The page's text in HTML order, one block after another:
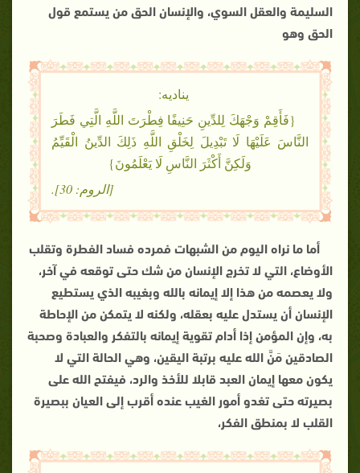
السليمة والعقل السوي، والإنسان الحق من يستمع قول
الحق وهو
يناديه:
{فَأَقِمْ وَجْهَكَ لِلدِّينِ حَنِيفًا فِطْرَتَ اللَّهِ الَّتِي فَطَرَ
النَّاسَ عَلَيْهَا لَا تَبْدِيلَ لِخَلْقِ اللَّهِ ذَلِكَ الدِّينُ الْقَيِّمُ
وَلَكِنَّ أَكْثَرَ النَّاسِ لَا يَعْلَمُونَ}
[الروم: 30].
أما ما نراه اليوم من الشبهات فمرده فساد الفطرة وتقلب
الأوضاع، التي لا تخرج الإنسان من شك حتى توقعه في آخر،
ولا يعصمه من هذا إلا إيمانه بالله وبغيبه الذي يستطيع
الإنسان أن يستدل عليه بعقله، ولكنه لا يتمكن من الإحاطة
به، وإن المؤمن إذا أدام تقوية إيمانه بالتفكر والعبادة وصحبة
الصادقين مَنَّ الله عليه برتبة اليقين، وهي الحالة التي لا
يكون معها إيمان العبد قابلا للأخذ والرد، فيفتح الله على
بصيرته حتى تغدو أمور الغيب عنده أقرب إلى العيان ببصيرة
القلب لا بمنطق الفكر،